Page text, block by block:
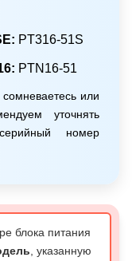
PT316-51S
PTN16-51
или
уточнять
номер
блока питания
, указанную